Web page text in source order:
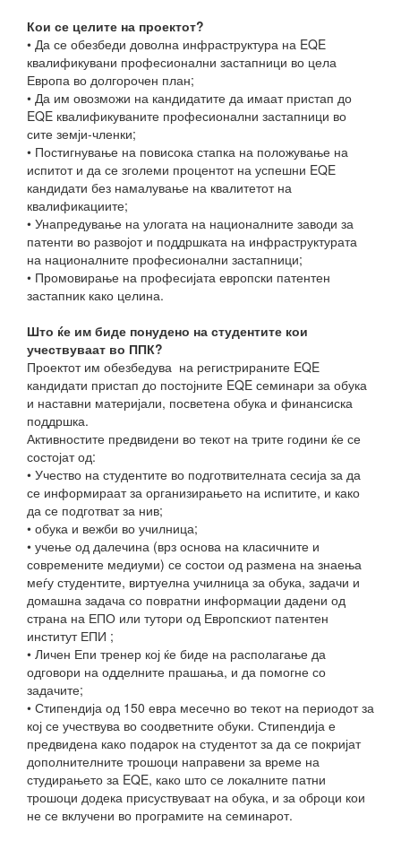
Кои се целите на проектот?
• Да се обезбеди доволна инфраструктура на EQE
квалификувани професионални застапници во цела
Европа во долгорочен план;
• Да им овозможи на кандидатите да имаат пристап до
EQE квалификуваните професионални застапници во
сите земји-членки;
• Постигнување на повисока стапка на положување на
испитот и да се зголеми процентот на успешни EQE
кандидати без намалување на квалитетот на
квалификациите;
• Унапредување на улогата на националните заводи за
патенти во развојот и поддршката на инфраструктурата
на националните професионални застапници;
• Промовирање на професијата европски патентен
застапник како целина.
Што ќе им биде понудено на студентите кои
учествуваат во ППК?
Проектот им обезбедува на регистрираните EQE
кандидати пристап до постојните EQE семинари за обука
и наставни материјали, посветена обука и финансиска
поддршка.
Активностите предвидени во текот на трите години ќе се
состојат од:
• Учество на студентите во подготвителната сесија за да
се информираат за организирањето на испитите, и како
да се подготват за нив;
• обука и вежби во училница;
• учење од далечина (врз основа на класичните и
современите медиуми) се состои од размена на знаења
меѓу студентите, виртуелна училница за обука, задачи и
домашна задача со повратни информации дадени од
страна на ЕПО или тутори од Европскиот патентен
институт ЕПИ ;
• Личен Епи тренер кој ќе биде на располагање да
одговори на одделните прашања, и да помогне со
задачите;
• Стипендија од 150 евра месечно во текот на периодот за
кој се учествува во соодветните обуки. Стипендија е
предвидена како подарок на студентот за да се покријат
дополнителните трошоци направени за време на
студирањето за EQE, како што се локалните патни
трошоци додека присуствуваат на обука, и за оброци кои
не се вклучени во програмите на семинарот.